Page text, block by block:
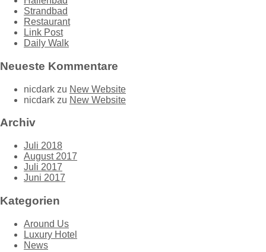
Strandbad
Restaurant
Link Post
Daily Walk
Neueste Kommentare
nicdark zu New Website
nicdark zu New Website
Archiv
Juli 2018
August 2017
Juli 2017
Juni 2017
Kategorien
Around Us
Luxury Hotel
News